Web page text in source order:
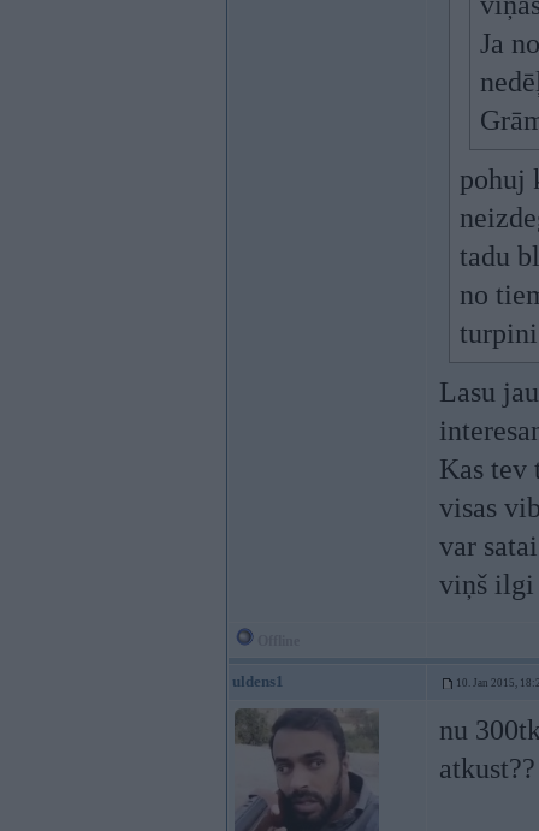
Ja
pohuj
tadu
no
Lasu
Kas tev
visas
var
viņš ilgi
uldens1 10. Jan 2015,
nu